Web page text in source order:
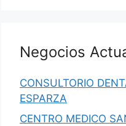
Negocios
CONSULTORIO
ESPARZA
CENTRO MEDICO